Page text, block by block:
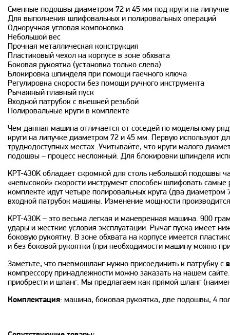
Сменные подошвы диаметром 72 и 45 мм под круги на липучке
Для выполнения шлифовальных и полировальных операций
Одноручная угловая компоновка
Небольшой вес
Прочная металлическая конструкция
Пластиковый чехол на корпусе в зоне обхвата
Боковая рукоятка (установка только слева)
Блокировка шпинделя при помощи гаечного ключа
Регулировка скорости без помощи ручного инструмента
Рычажный плавный пуск
Входной патрубок с внешней резьбой
Полировальные круги в комплекте
Чем данная машина отличается от соседей по модельному
круги на липучке диаметром 72 и 45 мм. Первую используют
труднодоступных местах. Учитывайте, что круги малого
подошвы – процесс несложный. Для блокировки шпинделя
KPT-430K обладает скромной для столь небольшой подошвы
«невысокой» скорости инструмент способен шлифовать
комплекте идут четыре полировальных круга (два
входной патрубок машины. Изменение мощности
KPT-430K – это весьма легкая и маневренная машина. 900
удары и жесткие условия эксплуатации. Рычаг пуска имеет
боковую рукоятку. В зоне обхвата на корпусе имеется
и без боковой рукоятки (при необходимости машину можно
Заметьте, что пневмошланг нужно присоединить к патрубку с
компрессору принадлежности можно заказать на нашем
приобрести и шланг. Мы предлагаем как прямой шланг
Комплектация: машина, боковая рукоятка, две подошвы, 4